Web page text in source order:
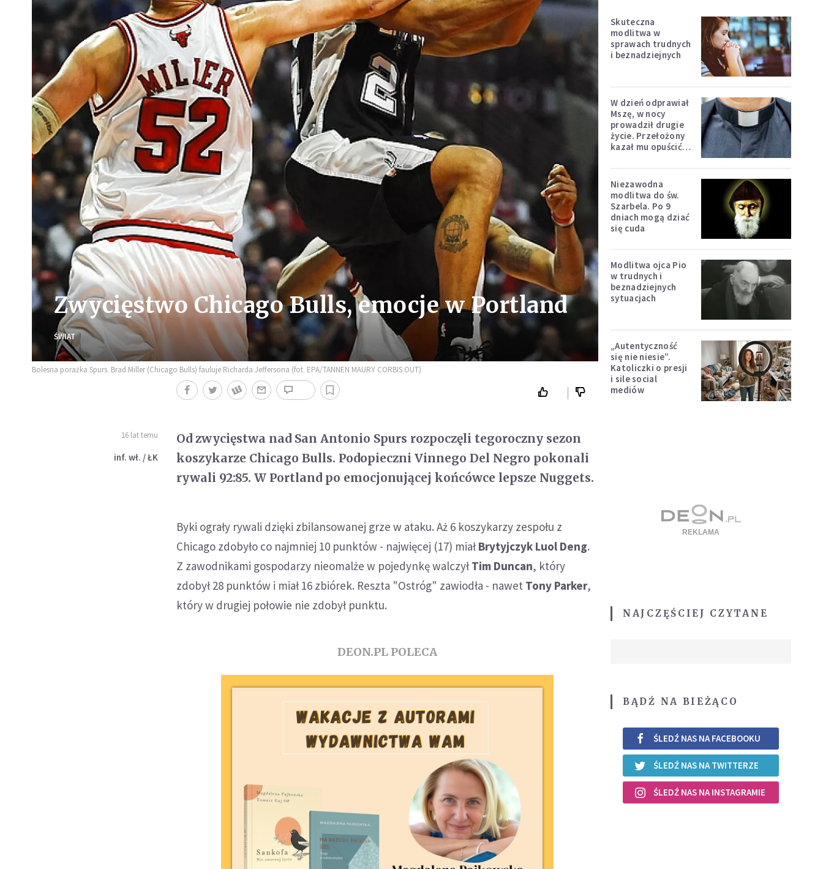
Zwycięstwo Chicago Bulls, emocje w Portland
ŚWIAT
Bolesna porażka Spurs. Brad Miller (Chicago Bulls) fauluje Richarda Jeffersona (fot. EPA/TANNEN MAURY CORBIS OUT)
16 lat temu
inf. wł. / ŁK
Od zwycięstwa nad San Antonio Spurs rozpoczęli tegoroczny sezon
koszykarze Chicago Bulls. Podopieczni Vinnego Del Negro pokonali
rywali 92:85. W Portland po emocjonującej końcówce lepsze Nuggets.
Byki ograły rywali dzięki zbilansowanej grze w ataku. Aż 6 koszykarzy zespołu z
Chicago zdobyło co najmniej 10 punktów - najwięcej (17) miał Brytyjczyk Luol Deng.
Z zawodnikami gospodarzy nieomalże w pojedynkę walczył Tim Duncan, który
zdobył 28 punktów i miał 16 zbiórek. Reszta "Ostróg" zawiodła - nawet Tony Parker,
który w drugiej połowie nie zdobył punktu.
DEON.PL POLECA
Skuteczna
modlitwa w
sprawach trudnych
i beznadziejnych
W dzień odprawiał
Mszę, w nocy
prowadził drugie
życie. Przełożony
kazał mu opuścić
Niezawodna
modlitwa do św.
Szarbela. Po 9
dniach mogą dziać
się cuda
Modlitwa ojca Pio
w trudnych i
beznadziejnych
sytuacjach
„Autentyczność
się nie niesie”.
Katoliczki o presji
i sile social
mediów
NAJCZĘŚCIEJ CZYTANE
BĄDŹ NA BIEŻĄCO
ŚLEDŹ NAS NA FACEBOOKU
ŚLEDŹ NAS NA TWITTERZE
ŚLEDŹ NAS NA INSTAGRAMIE